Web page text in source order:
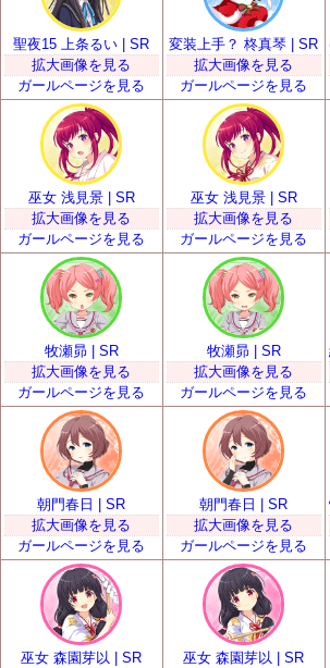
聖夜15 上条るい | SR
拡大画像を見る
ガールページを見る
変装上手？ 柊真琴 | SR
拡大画像を見る
ガールページを見る
巫女 浅見景 | SR
拡大画像を見る
ガールページを見る
巫女 浅見景 | SR
拡大画像を見る
ガールページを見る
牧瀬昴 | SR
拡大画像を見る
ガールページを見る
牧瀬昴 | SR
拡大画像を見る
ガールページを見る
朝門春日 | SR
拡大画像を見る
ガールページを見る
朝門春日 | SR
拡大画像を見る
ガールページを見る
巫女 森園芽以 | SR
巫女 森園芽以 | SR